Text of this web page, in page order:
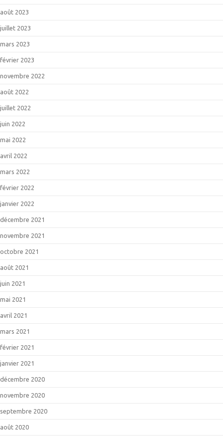
août 2023
juillet 2023
mars 2023
février 2023
novembre 2022
août 2022
juillet 2022
juin 2022
mai 2022
avril 2022
mars 2022
février 2022
janvier 2022
décembre 2021
novembre 2021
octobre 2021
août 2021
juin 2021
mai 2021
avril 2021
mars 2021
février 2021
janvier 2021
décembre 2020
novembre 2020
septembre 2020
août 2020